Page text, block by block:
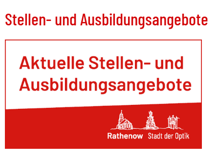
Stellen- und Ausbildungsangebote